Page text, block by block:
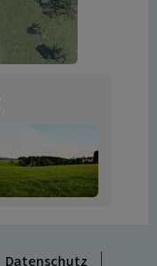
Datenschutz